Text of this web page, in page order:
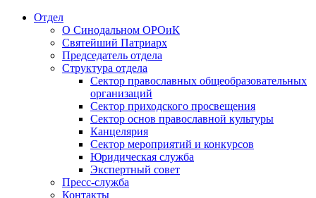
Отдел
О Синодальном ОРОиК
Святейший Патриарх
Председатель отдела
Структура отдела
Сектор православных общеобразовательных
организаций
Сектор приходского просвещения
Сектор основ православной культуры
Канцелярия
Сектор мероприятий и конкурсов
Юридическая служба
Экспертный совет
Пресс-служба
Контакты